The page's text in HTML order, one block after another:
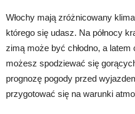
Włochy mają zróżnicowany
którego się udasz. Na północy
zimą może być chłodno, a latem
możesz spodziewać się
prognozę pogody przed
przygotować się na warunki